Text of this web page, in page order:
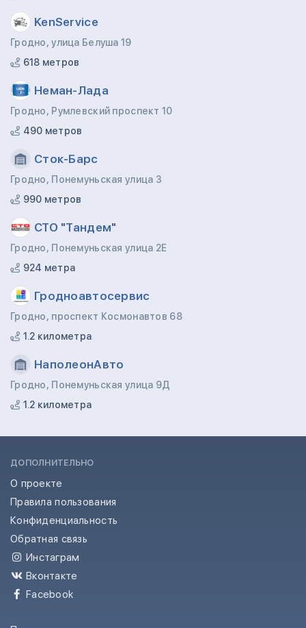
KenService
Гродно, улица Белуша 19
618 метров
Неман-Лада
Гродно, Румлевский проспект 10
490 метров
Сток-Барс
Гродно, Понемуньская улица 3
990 метров
СТО "Тандем"
Гродно, Понемуньская улица 2Е
924 метра
Гродноавтосервис
Гродно, проспект Космонавтов 68
1.2 километра
НаполеонАвто
Гродно, Понемуньская улица 9Д
1.2 километра
ДОПОЛНИТЕЛЬНО
О проекте
Правила пользования
Конфиденциальность
Обратная связь
Инстаграм
Вконтакте
Facebook